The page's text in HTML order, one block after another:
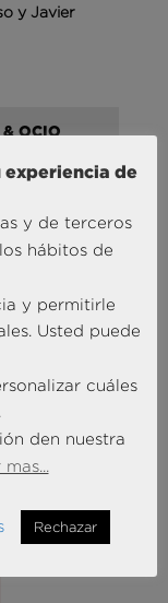
y Javier
& OCIO
de
experiencia de
y de terceros
hábitos de
y permitirle
Usted puede
cuáles
den nuestra
Rechazar